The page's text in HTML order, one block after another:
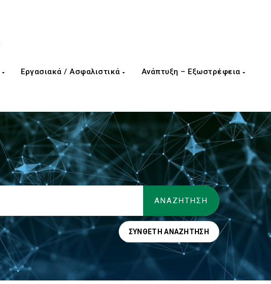
Εργασιακά / Ασφαλιστικά Ανάπτυξη – Εξωστρέφεια
ΣΎΝΘΕΤΗ ΑΝΑΖΉΤΗΣΗ